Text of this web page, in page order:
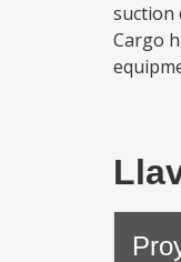
suction
Cargo